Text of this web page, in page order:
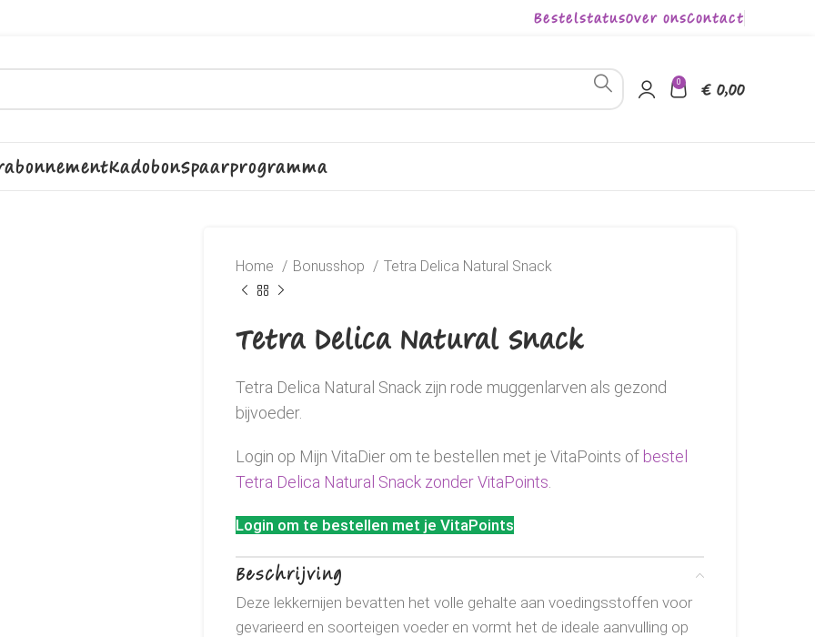
BestelstatusOver onsContact
0 € 0,00
KadobonSpaarprogramma
Home Bonusshop Tetra Delica Natural Snack
Tetra Delica Natural Snack
Tetra Delica Natural Snack zijn rode muggenlarven als gezond
bijvoeder.
Login op Mijn VitaDier om te bestellen met je VitaPoints of bestel
Tetra Delica Natural Snack zonder VitaPoints
Login om te bestellen met je VitaPoints
Beschrijving
Deze lekkernijen bevatten het volle gehalte aan voedingsstoffen voor
gevarieerd en soorteigen voeder en vormt het de ideale aanvulling op